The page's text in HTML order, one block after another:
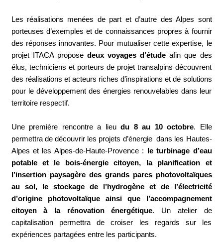
Les réalisations menées de part et d’autre des Alpes sont
porteuses d’exemples et de connaissances propres à fournir
des réponses innovantes. Pour mutualiser cette expertise, le
projet ITACA propose deux voyages d’étude afin que des
élus, techniciens et porteurs de projet transalpins découvrent
des réalisations et acteurs riches d’inspirations et de solutions
pour le développement des énergies renouvelables dans leur
territoire respectif.
Une première rencontre a lieu du 8 au 10 octobre. Elle
permettra de découvrir les projets d’énergie dans les Hautes-
Alpes et les Alpes-de-Haute-Provence : le turbinage d’eau
potable et le bois-énergie citoyen, la planification et
l’insertion paysagère des grands parcs photovoltaïques
au sol, le stockage de l’hydrogène et de l’électricité
d’origine photovoltaïque ainsi que l’accompagnement
citoyen à la rénovation énergétique. Un atelier de
capitalisation permettra de croiser les regards sur les
expériences partagées entre les participants.